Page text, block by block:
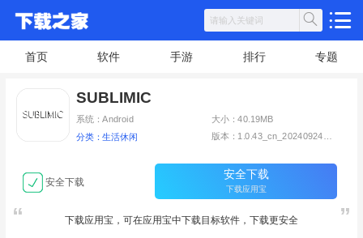
首页 软件 手游 排行 专题
SUBLIMIC
系统：Android 大小：40.19MB
分类：生活休闲
安全下载
安全下载
下载应用宝
下载应用宝，可在应用宝中下载目标软件，下载更安全